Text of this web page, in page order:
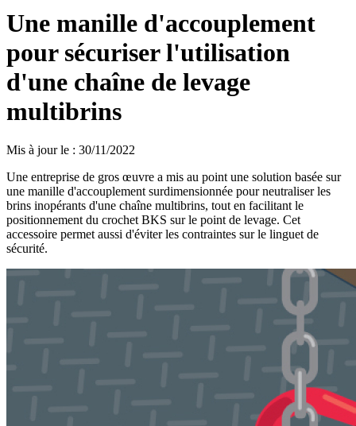
Une manille d'accouplement
pour sécuriser l'utilisation
d'une chaîne de levage
multibrins
Mis à jour le : 30/11/2022
Une entreprise de gros œuvre a mis au point une solution basée sur
une manille d'accouplement surdimensionnée pour neutraliser les
brins inopérants d'une chaîne multibrins, tout en facilitant le
positionnement du crochet BKS sur le point de levage. Cet
accessoire permet aussi d'éviter les contraintes sur le linguet de
sécurité.